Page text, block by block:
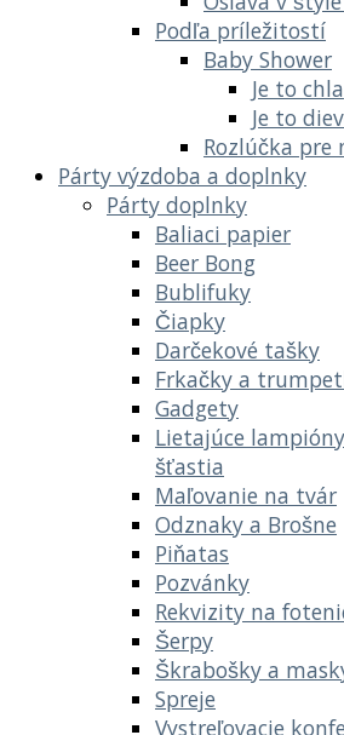
Podľa príležitostí
Baby Shower
Je to
Je to
Rozlúčka pre
Párty výzdoba a doplnky
Párty doplnky
Baliaci papier
Beer Bong
Bublifuky
Čiapky
Darčekové tašky
Frkačky a
Gadgety
Lietajúce
šťastia
Maľovanie na tvár
Odznaky a Brošne
Piňatas
Pozvánky
Rekvizity na
Šerpy
Škrabošky a
Spreje
Vystreľovacie